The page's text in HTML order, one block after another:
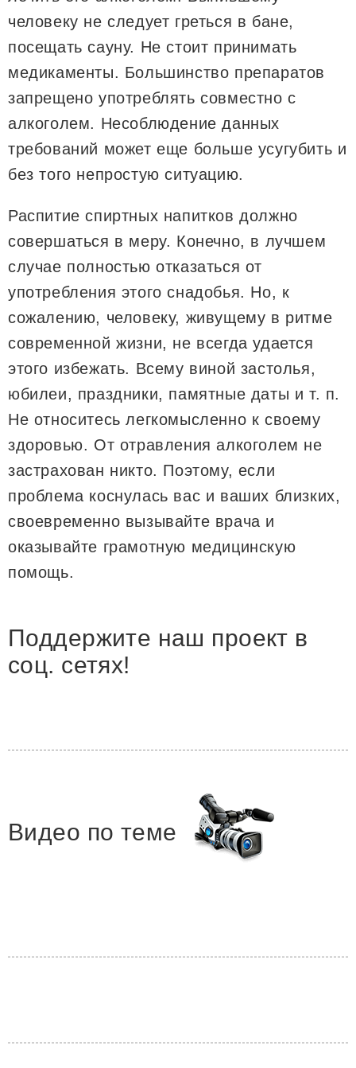
человеку не следует греться в бане,
посещать сауну. Не стоит принимать
медикаменты. Большинство препаратов
запрещено употреблять совместно с
алкоголем. Несоблюдение данных
требований может еще больше усугубить и
без того непростую ситуацию.
Распитие спиртных напитков должно
совершаться в меру. Конечно, в лучшем
случае полностью отказаться от
употребления этого снадобья. Но, к
сожалению, человеку, живущему в ритме
современной жизни, не всегда удается
этого избежать. Всему виной застолья,
юбилеи, праздники, памятные даты и т. п.
Не относитесь легкомысленно к своему
здоровью. От отравления алкоголем не
застрахован никто. Поэтому, если
проблема коснулась вас и ваших близких,
своевременно вызывайте врача и
оказывайте грамотную медицинскую
помощь.
Поддержите наш проект в
соц. сетях!
Видео по теме